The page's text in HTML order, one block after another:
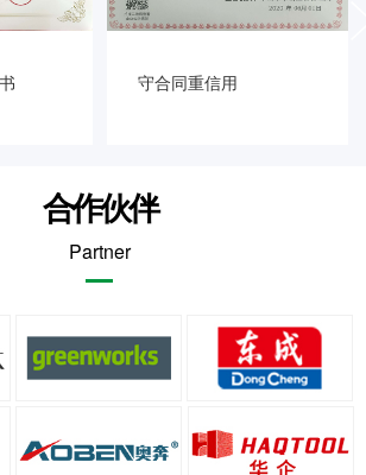
守合同重信用
合作伙伴
Partner